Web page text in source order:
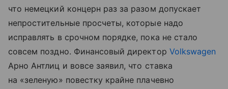
что немецкий концерн раз за разом допускает
непростительные просчеты, которые надо
исправлять в срочном порядке, пока не стало
совсем поздно. Финансовый директор Volkswagen
Арно Антлиц и вовсе заявил, что ставка
на «зеленую» повестку крайне плачевно